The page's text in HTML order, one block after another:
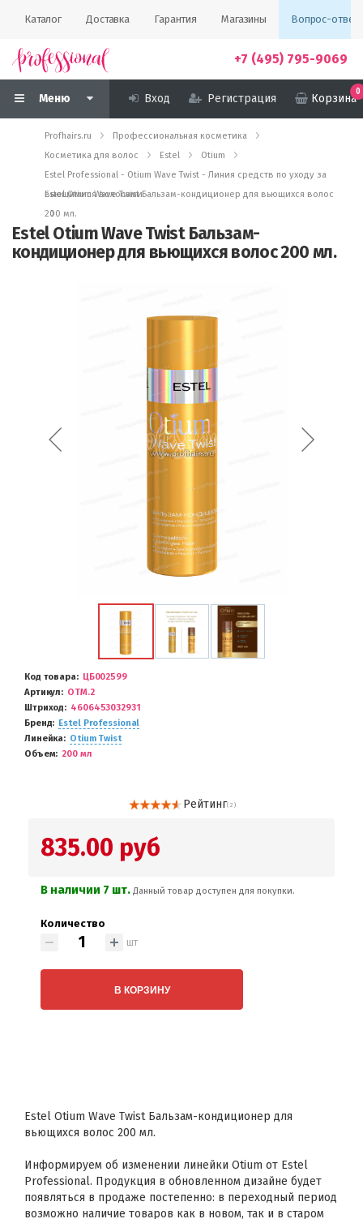
Каталог Доставка Гарантия Магазины Вопрос-ответ
+7 (495) 795-9069
Меню Вход Регистрация Корзина
0
Profhairs.ru
Профессиональная косметика
Косметика для волос
Estel
Otium
Estel Professional - Otium Wave Twist - Линия средств по уходу за
вьющимися волосами
Estel Otium Wave Twist Бальзам-кондиционер для вьющихся волос
200 мл.
Estel Otium Wave Twist Бальзам-
кондиционер для вьющихся волос 200 мл.
Код товара
ЦБ002599
Артикул
ОТM.2
Штриход
4606453032931
Бренд
Estel Professional
Линейка
Otium Twist
Объем
200 мл
Рейтинг( 2 )
835.00 руб
В наличии 7 шт. Данный товар доступен для покупки.
Количество
шт
В КОРЗИНУ
Estel Otium Wave Twist Бальзам-кондиционер для
вьющихся волос 200 мл.
Информируем об изменении линейки Otium от Estel
Professional. Продукция в обновленном дизайне будет
появляться в продаже постепенно: в переходный период
возможно наличие товаров как в новом, так и в старом